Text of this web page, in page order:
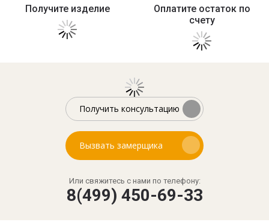
Получите изделие
Оплатите остаток по
счету
Получить консультацию
Вызвать замерщика
Или свяжитесь с нами по телефону:
8(499) 450-69-33